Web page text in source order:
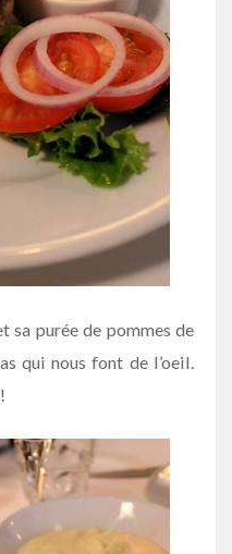
sa purée de pommes de
qui nous font de l’oeil.